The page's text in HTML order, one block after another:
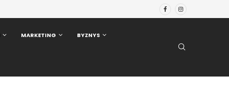
MARKETING BYZNYS